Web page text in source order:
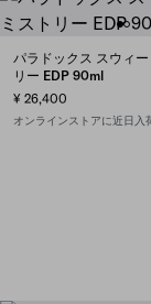
お客様のシ
パラドックス スウィー
リー EDP 90ml
¥ 26,400
オンラインストアに近日入